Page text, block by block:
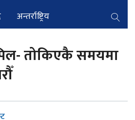
अन्तर्राष्ट्रिय
तोकिएकै समयमा